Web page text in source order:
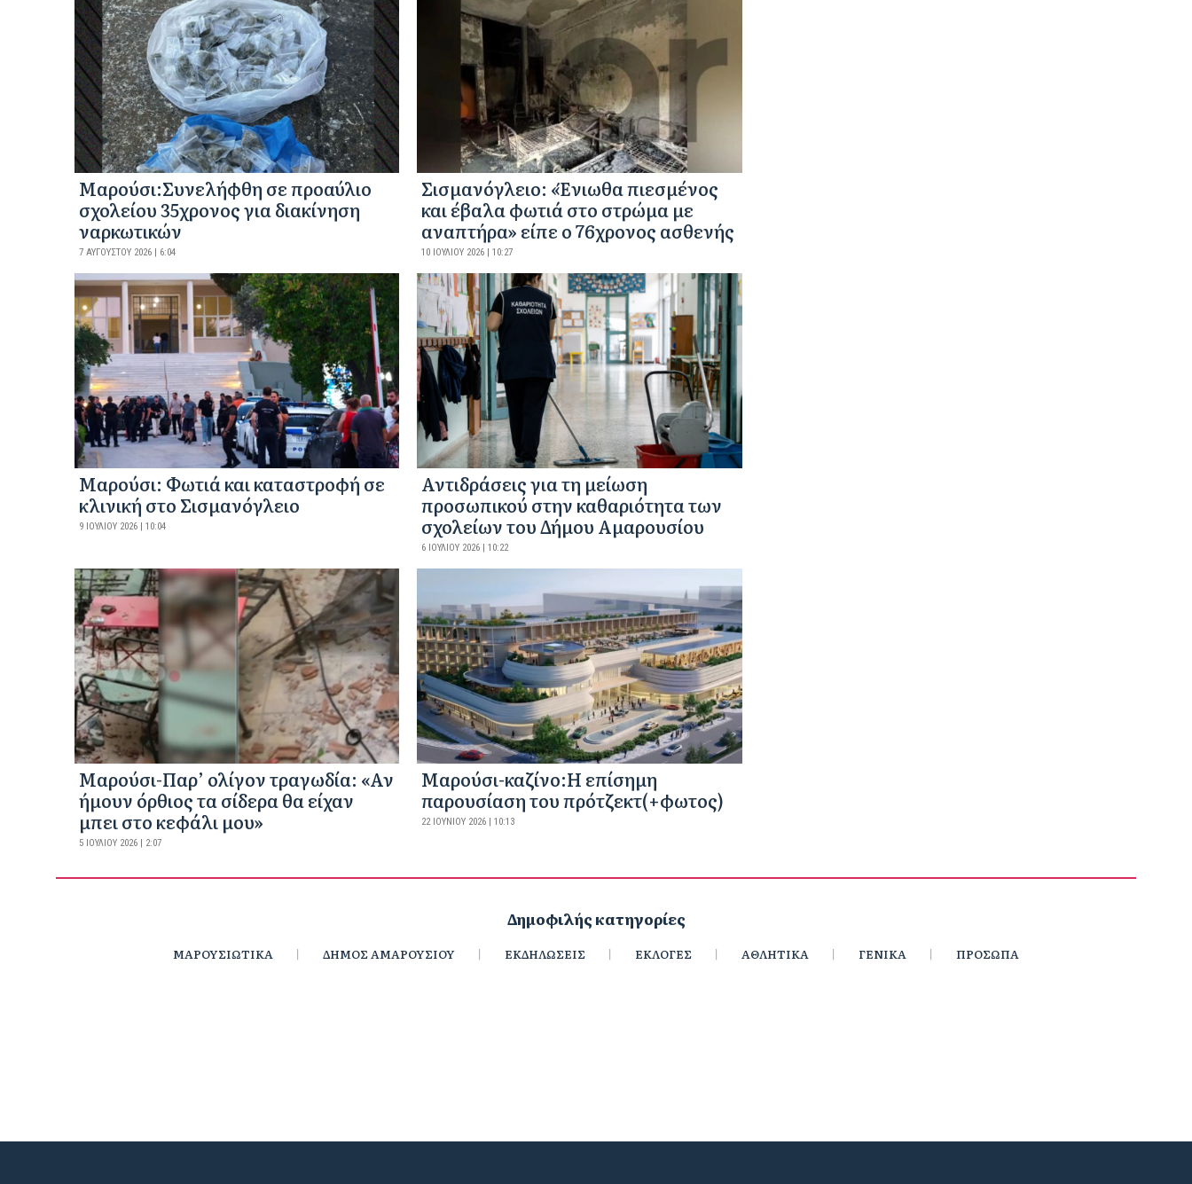
Μαρούσι:Συνελήφθη σε προαύλιο
σχολείου 35χρονος για διακίνηση
ναρκωτικών
7 ΑΥΓΟΎΣΤΟΥ 2026 | 6:04
Σισμανόγλειο: «Ένιωθα πιεσμένος
και έβαλα φωτιά στο στρώμα με
αναπτήρα» είπε ο 76χρονος ασθενής
10 ΙΟΥΛΊΟΥ 2026 | 10:27
Μαρούσι: Φωτιά και καταστροφή σε
κλινική στο Σισμανόγλειο
9 ΙΟΥΛΊΟΥ 2026 | 10:04
Αντιδράσεις για τη μείωση
προσωπικού στην καθαριότητα των
σχολείων του Δήμου Αμαρουσίου
6 ΙΟΥΛΊΟΥ 2026 | 10:22
Μαρούσι-Παρ’ ολίγον τραγωδία: «Αν
ήμουν όρθιος τα σίδερα θα είχαν
μπει στο κεφάλι μου»
5 ΙΟΥΛΊΟΥ 2026 | 2:07
Mαρούσι-καζίνο:H επίσημη
παρουσίαση του πρότζεκτ(+φωτος)
22 ΙΟΥΝΊΟΥ 2026 | 10:13
Δημοφιλής κατηγορίες
ΜΑΡΟΥΣΙΩΤΙΚΑ ΔΗΜΟΣ ΑΜΑΡΟΥΣΙΟΥ ΕΚΔΗΛΩΣΕΙΣ ΕΚΛΟΓΕΣ ΑΘΛΗΤΙΚΑ ΓΕΝΙΚΑ ΠΡΟΣΩΠΑ